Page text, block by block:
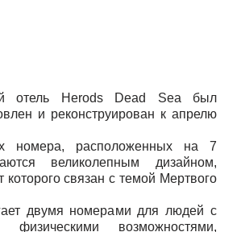
отель Herods Dead Sea был
и реконструирован к апрелю
номера, расположенных на 7
великолепным дизайном,
связан с темой Мертвого
двумя номерами для людей с
физическими возможностями,